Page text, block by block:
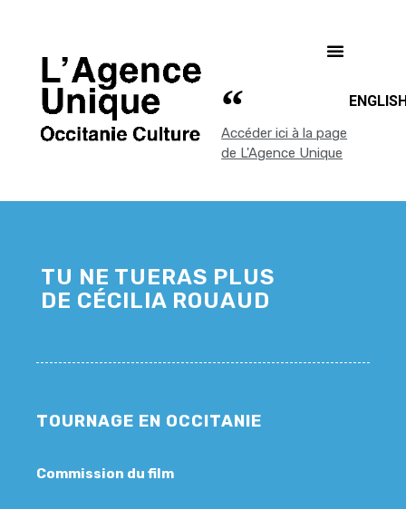
Accéder ici à la page
de L'Agence Unique
TU NE TUERAS PLUS
DE CÉCILIA ROUAUD
TOURNAGE EN OCCITANIE
Commission du film